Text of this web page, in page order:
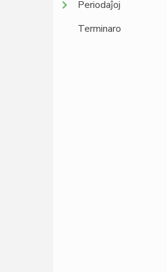
Periodaĵoj
Terminaro